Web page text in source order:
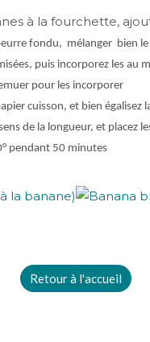
à la fourchette,
fondu, mélanger bien
puis incorporez les au
pour les incorporer
cuisson, et bien égalisez
de la longueur, et placez
pendant 50 minutes
Retour à l'accueil